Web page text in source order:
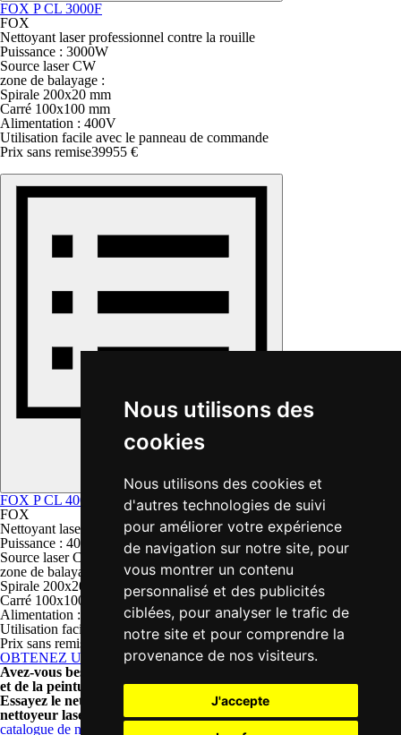
Nous utilisons des
cookies
Nous utilisons des cookies et
d'autres technologies de suivi
pour améliorer votre expérience
de navigation sur notre site, pour
vous montrer un contenu
personnalisé et des publicités
ciblées, pour analyser le trafic de
notre site et pour comprendre la
provenance de nos visiteurs.
J'accepte
FOX P CL 3000F
FOX
Nettoyant laser professionnel contre la rouille
Puissance : 3000W
Source laser CW
zone de balayage :
Spirale 200x20 mm
Carré 100x100 mm
Alimentation : 400V
Utilisation facile avec le panneau de commande
Prix sans remise39955 €
FOX P CL 4000F
FOX
Nettoyant laser professionnel contre la rouille
Puissance : 4000W
Source laser CW
zone de balayage :
Spirale 200x20 mm
Carré 100x100 mm
Alimentation : 400V
Utilisation facile avec le panneau de commande
Prix sans remise
47644 €
OBTENEZ UN DEVIS
Avez-vous besoin d'un décapage extrêmement efficace de la rouille
et de la peinture à un prix inférieur ?
Essayez le nettoyage au laser de la rouille ou de la peinture avec le
nettoyeur laser de la série FOX
catalogue de nettoyeurs laser